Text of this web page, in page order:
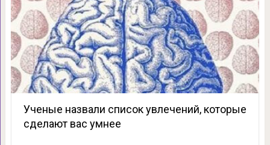
Ученые назвали список увлечений, которые
сделают вас умнее